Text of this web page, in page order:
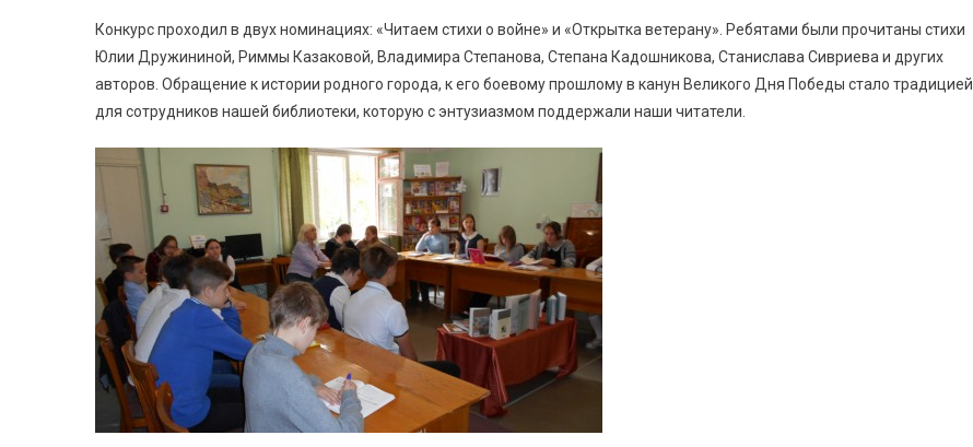
Конкурс проходил в двух номинациях: «Читаем стихи о войне» и «Открытка ветерану». Ребятами были прочитаны стихи
Юлии Дружининой, Риммы Казаковой, Владимира Степанова, Степана Кадошникова, Станислава Сивриева и других
авторов. Обращение к истории родного города, к его боевому прошлому в канун Великого Дня Победы стало традицией
для сотрудников нашей библиотеки, которую с энтузиазмом поддержали наши читатели.